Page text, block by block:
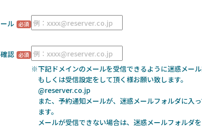
ル
認
※下記ドメインのメールを受信できるように迷惑メール
もしくは受信設定をして頂く様お願い致します。
@reserver.co.jp
また、予約通知メールが、迷惑メールフォルダに入
ます。
メールが受信できない場合は、迷惑メールフォルダを